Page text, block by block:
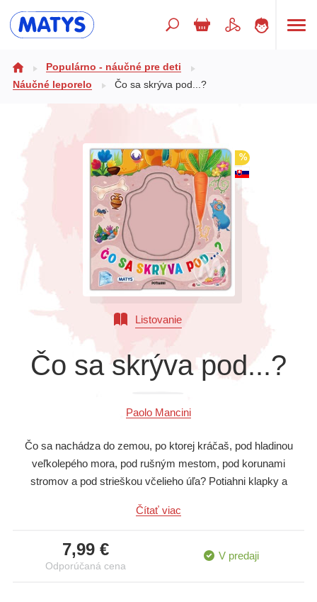
Doplnkový sortiment
Populárno - náučné pre deti
Výchova a pedagogika
Populárno - náučné pre deti
Náučné leporelo
Čo sa skrýva pod...?
%
Listovanie
Čo sa skrýva pod...?
Paolo Mancini
Čo sa nachádza do zemou, po ktorej kráčaš, pod hladinou
veľkolepého mora, pod rušným mestom, pod korunami
stromov a pod strieškou včelieho úľa? Potiahni klapky a
Čítať viac
7,99 €
Odporúčaná cena
V predaji